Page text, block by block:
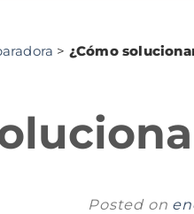
> ¿Cómo
Posted on